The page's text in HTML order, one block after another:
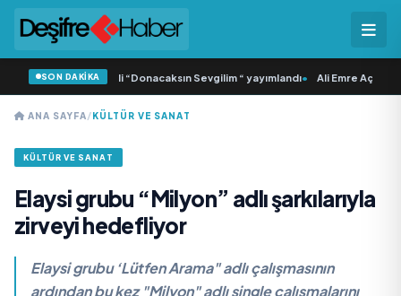
SON DAKİKA
Samlı ‘dan İkinci Tekli “Donacaksın Sevgilim “ yayımlandı• Ali Emre Açıkgöz
ANA SAYFA/KÜLTÜR VE SANAT
KÜLTÜR VE SANAT
Elaysi grubu “Milyon” adlı şarkılarıyla
zirveyi hedefliyor
Elaysi grubu ‘Lütfen Arama" adlı çalışmasının
ardından bu kez "Milyon" adlı single çalışmalarını